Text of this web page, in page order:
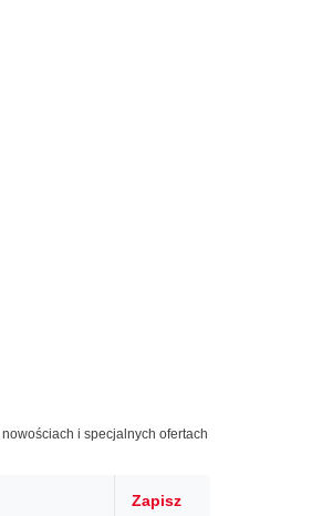
i specjalnych ofertach
Zapisz